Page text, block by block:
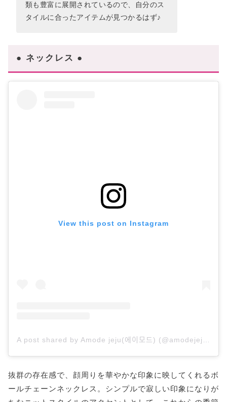
類も豊富に展開されているので、自分のス
タイルに合ったアイテムが見つかるはず♪
● ネックレス ●
View this post on Instagram
抜群の存在感で、顔周りを華やかな印象に映してくれるボ
ールチェーンネックレス。シンプルで寂しい印象になりが